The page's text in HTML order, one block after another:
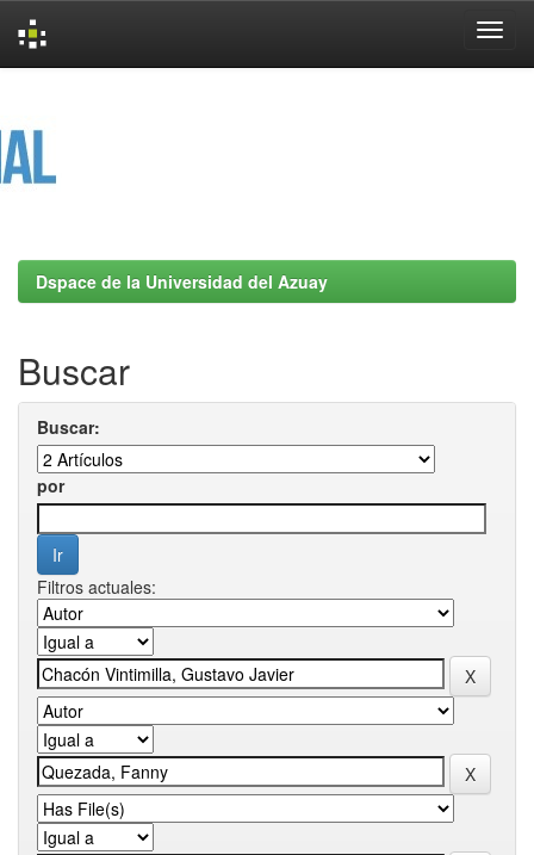
Dspace de la Universidad del Azuay
Buscar
Buscar:
por
Filtros actuales: